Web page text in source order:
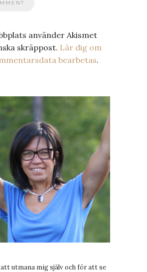
använder Akismet
skräppost. Lär dig om
bearbetas.
utmana mig själv och för att se